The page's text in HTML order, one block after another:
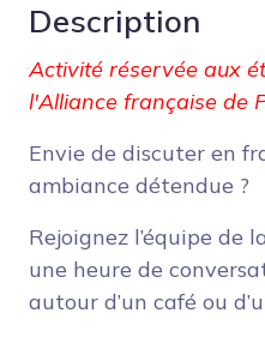
Description
Activité réservée aux
l'Alliance française de
Envie de discuter en
ambiance détendue ?
Rejoignez l’équipe de
une heure de
autour d’un café ou